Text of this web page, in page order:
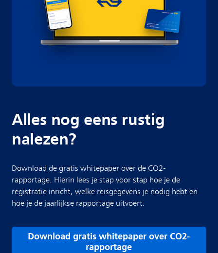
Alles nog eens rustig
nalezen?
Download de gratis whitepaper over de CO2-
rapportage. Hierin lees je stap voor stap hoe je de
registratie inricht, welke reisgegevens je nodig hebt en
hoe je de jaarlijkse rapportage uitvoert.
Download gratis whitepaper over CO2-
rapportage